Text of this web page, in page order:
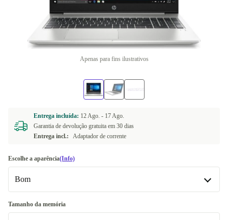
Apenas para fins ilustrativos
Entrega incluída: 12 Ago. - 17 Ago.
Garantia de devolução gratuita em 30 dias
Entrega incl.:
Adaptador de corrente
Escolhe a aparência(Info)
Bom
Bom
Tamanho da memória